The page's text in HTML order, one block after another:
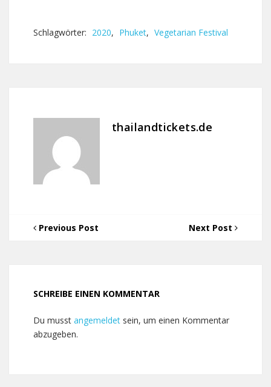
Schlagwörter: 2020, Phuket, Vegetarian Festival
thailandtickets.de
Previous Post Next Post
SCHREIBE EINEN KOMMENTAR
Du musst angemeldet sein, um einen Kommentar
abzugeben.